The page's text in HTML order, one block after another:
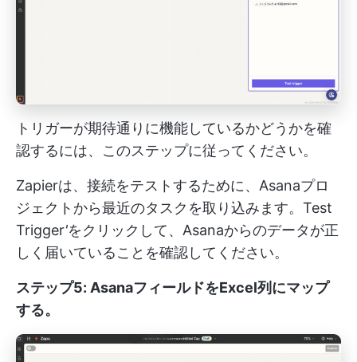
トリガーが期待通りに機能しているかどうかを確
認するには、このステップに従ってください。
Zapierは、接続をテストするために、Asanaプロ
ジェクトから最近のタスクを取り込みます。Test
Trigger'をクリックして、Asanaからのデータが正
しく届いていることを確認してください。
ステップ5: AsanaフィールドをExcel列にマップ
する。